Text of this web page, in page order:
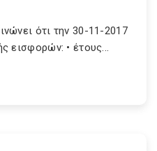
ότι την 30-11-2017
εισφορών: • έτους...